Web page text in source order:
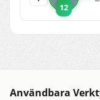
12
Användbara